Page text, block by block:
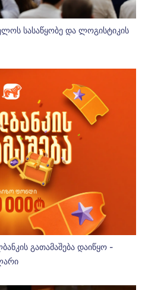
სასაწყობე და ლოგისტიკის
გათამაშება დაიწყო -